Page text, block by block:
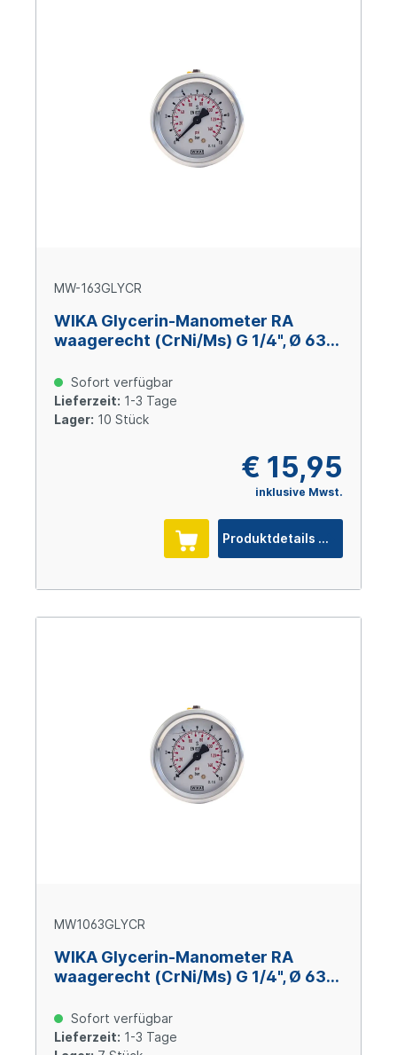
MW-163GLYCR
WIKA Glycerin-Manometer RA
waagerecht (CrNi/Ms) G 1/4", Ø 63
Sofort verfügbar
Lieferzeit: 1-3 Tage
Lager: 10 Stück
€ 15,95
inklusive Mwst.
Produktdetails
MW1063GLYCR
WIKA Glycerin-Manometer RA
waagerecht (CrNi/Ms) G 1/4", Ø 63
Sofort verfügbar
Lieferzeit: 1-3 Tage